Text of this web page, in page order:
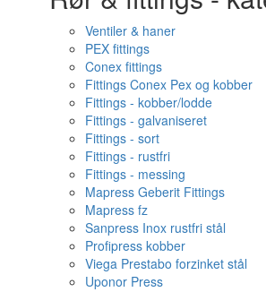
Ventiler & haner
PEX fittings
Conex fittings
Fittings Conex Pex og kobber
Fittings - kobber/lodde
Fittings - galvaniseret
Fittings - sort
Fittings - rustfri
Fittings - messing
Mapress Geberit Fittings
Mapress fz
Sanpress Inox rustfri stål
Profipress kobber
Viega Prestabo forzinket stål
Uponor Press